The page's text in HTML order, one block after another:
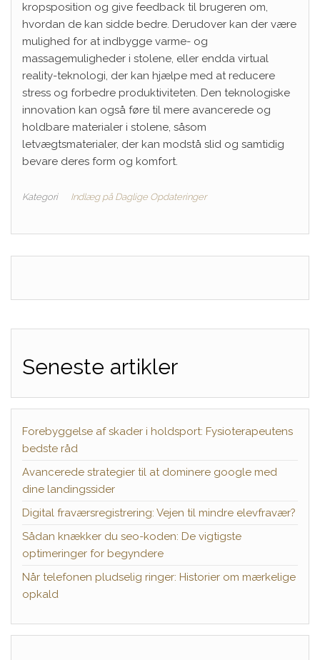
kropsposition og give feedback til brugeren om,
hvordan de kan sidde bedre. Derudover kan der være
mulighed for at indbygge varme- og
massagemuligheder i stolene, eller endda virtual
reality-teknologi, der kan hjælpe med at reducere
stress og forbedre produktiviteten. Den teknologiske
innovation kan også føre til mere avancerede og
holdbare materialer i stolene, såsom
letvægtsmaterialer, der kan modstå slid og samtidig
bevare deres form og komfort.
Kategori Indlæg på Daglige Opdateringer
Seneste artikler
Forebyggelse af skader i holdsport: Fysioterapeutens
bedste råd
Avancerede strategier til at dominere google med
dine landingssider
Digital fraværsregistrering: Vejen til mindre elevfravær?
Sådan knækker du seo-koden: De vigtigste
optimeringer for begyndere
Når telefonen pludselig ringer: Historier om mærkelige
opkald